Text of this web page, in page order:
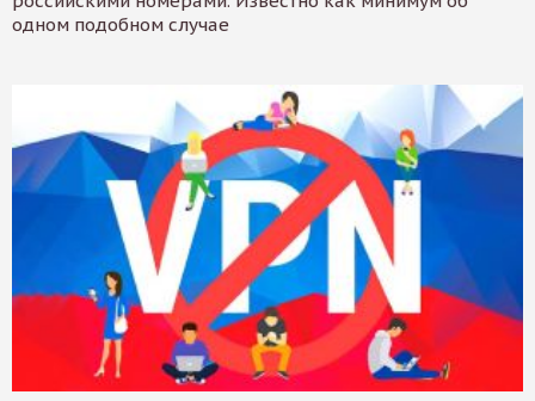
одном подобном случае